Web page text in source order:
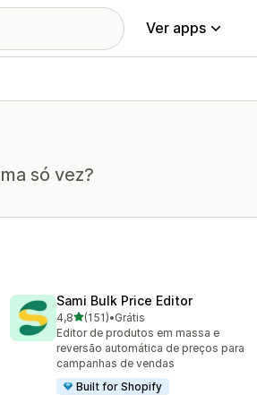
Ver apps
só vez?
Sami Bulk Price Editor
4,8de 5 estrelas
(151)
151 avaliações ao todo
•Grátis
Editor de produtos em massa e
reversão automática de preços para
campanhas de vendas
Built for Shopify